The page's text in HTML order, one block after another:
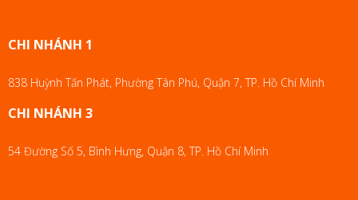
CHI NHÁNH 1
838 Huỳnh Tấn Phát, Phường Tân Phú, Quận 7, TP. Hồ Chí Minh
CHI NHÁNH 3
54 Đường Số 5, Bình Hưng, Quận 8, TP. Hồ Chí Minh